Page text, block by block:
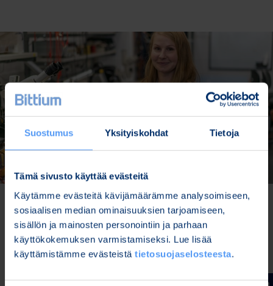
Suostumus Yksityiskohdat Tietoja
Tämä sivusto käyttää evästeitä
Käytämme evästeitä kävijämäärämme analysoimiseen,
sosiaalisen median ominaisuuksien tarjoamiseen,
sisällön ja mainosten personointiin ja parhaan
käyttökokemuksen varmistamiseksi. Lue lisää
käyttämistämme evästeistä tietosuojaselosteesta.
Projektit tarjoavat RF-
suunnittelijalle